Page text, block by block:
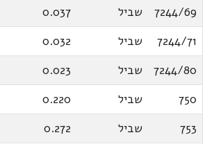
7244/69
שביל
0.037
7244/71
שביל
0.032
7244/80
שביל
0.023
750
שביל
0.220
753
שביל
0.272